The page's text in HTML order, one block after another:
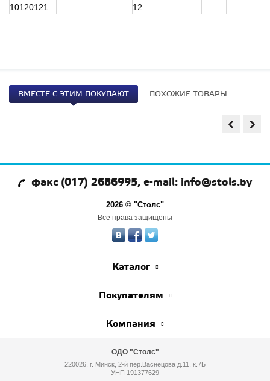
10120121
12
ВМЕСТЕ С ЭТИМ ПОКУПАЮТ ПОХОЖИЕ ТОВАРЫ
факс (017) 2686995, e-mail: info@stols.by
2026 © "Столс"
Все права защищены
Каталог
Покупателям
Компания
ОДО "Столс"
220026, г. Минск, 2-й пер.Васнецова д.11, к.7Б
УНП 191377629